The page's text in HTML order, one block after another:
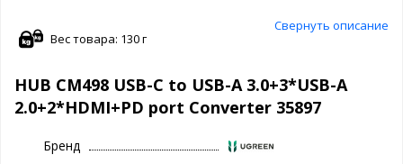
Свернуть описание
Вес товара: 130 г
HUB CM498 USB-C to USB-A 3.0+3*USB-A
2.0+2*HDMI+PD port Converter 35897
Бренд